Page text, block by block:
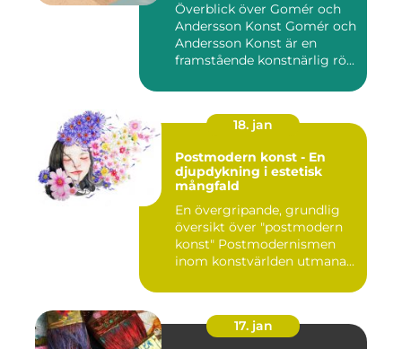
Överblick över Gomér och
Andersson Konst Gomér och
Andersson Konst är en
framstående konstnärlig rö...
18. jan
Postmodern konst - En
djupdykning i estetisk
mångfald
En övergripande, grundlig
översikt över "postmodern
konst" Postmodernismen
inom konstvärlden utmana...
17. jan